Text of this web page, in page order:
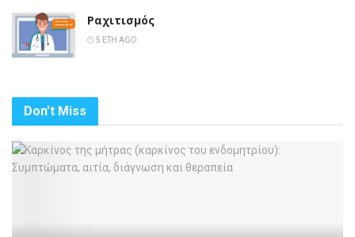
Ραχιτισμός
5 ΈΤΗ AGO
Don't Miss